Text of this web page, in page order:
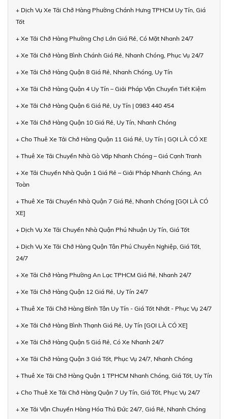
+ Dịch Vụ Xe Tải Chở Hàng Phường Chánh Hưng TPHCM Uy Tín, Giá
Tốt
+ Xe Tải Chở Hàng Phường Chợ Lớn Giá Rẻ, Có Mặt Nhanh 24/7
+ Xe Tải Chở Hàng Bình Chánh Giá Rẻ, Nhanh Chóng, Phục Vụ 24/7
+ Xe Tải Chở Hàng Quận 8 Giá Rẻ, Nhanh Chóng, Uy Tín
+ Xe Tải Chở Hàng Quận 4 Uy Tín – Giải Pháp Vận Chuyển Tiết Kiệm
+ Xe Tải Chở Hàng Quận 6 Giá Rẻ, Uy Tín | 0983 440 454
+ Xe Tải Chở Hàng Quận 10 Giá Rẻ, Uy Tín, Nhanh Chóng
+ Cho Thuê Xe Tải Chở Hàng Quận 11 Giá Rẻ, Uy Tín | GỌI LÀ CÓ XE
+ Thuê Xe Tải Chuyển Nhà Gò Vấp Nhanh Chóng – Giá Cạnh Tranh
+ Xe Tải Chuyển Nhà Quận 1 Giá Rẻ – Giải Pháp Nhanh Chóng, An
Toàn
+ Thuê Xe Tải Chuyển Nhà Quận 7 Giá Rẻ, Nhanh Chóng [GỌI LÀ CÓ
XE]
+ Dịch Vụ Xe Tải Chuyển Nhà Quận Phú Nhuận Uy Tín, Giá Tốt
+ Dịch Vụ Xe Tải Chở Hàng Quận Tân Phú Chuyên Nghiệp, Giá Tốt,
24/7
+ Xe Tải Chở Hàng Phường An Lạc TPHCM Giá Rẻ, Nhanh 24/7
+ Xe Tải Chở Hàng Quận 12 Giá Rẻ, Uy Tín 24/7
+ Thuê Xe Tải Chở Hàng Bình Tân Uy Tín - Giá Tốt Nhất - Phục Vụ 24/7
+ Xe Tải Chở Hàng Bình Thạnh Giá Rẻ, Uy Tín [GỌI LÀ CÓ XE]
+ Xe Tải Chở Hàng Quận 5 Giá Rẻ, Có Xe Nhanh 24/7
+ Xe Tải Chở Hàng Quận 3 Giá Tốt, Phục Vụ 24/7, Nhanh Chóng
+ Thuê Xe Tải Chở Hàng Quận 1 TPHCM Nhanh Chóng, Giá Tốt, Uy Tín
+ Cho Thuê Xe Tải Chở Hàng Quận 7 Uy Tín, Giá Tốt, Phục Vụ 24/7
+ Xe Tải Vận Chuyển Hàng Hóa Thủ Đức 24/7, Giá Rẻ, Nhanh Chóng